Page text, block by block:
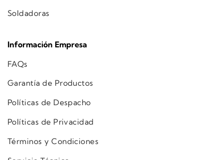
Soldadoras
Información Empresa
FAQs
Garantía de Productos
Políticas de Despacho
Políticas de Privacidad
Términos y Condiciones